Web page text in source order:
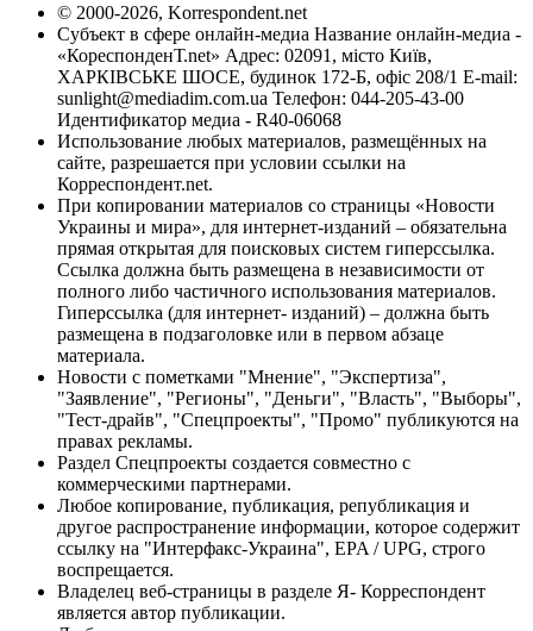
© 2000-2026, Korrespondent.net
Субъект в сфере онлайн-медиа Название онлайн-медиа -
«КореспонденТ.net» Адрес: 02091, місто Київ,
ХАРКІВСЬКЕ ШОСЕ, будинок 172-Б, офіс 208/1 E-mail:
sunlight@mediadim.com.ua Телефон: 044-205-43-00
Идентификатор медиа - R40-06068
Использование любых материалов, размещённых на
сайте, разрешается при условии ссылки на
Корреспондент.net.
При копировании материалов со страницы «Новости
Украины и мира», для интернет-изданий – обязательна
прямая открытая для поисковых систем гиперссылка.
Ссылка должна быть размещена в независимости от
полного либо частичного использования материалов.
Гиперссылка (для интернет- изданий) – должна быть
размещена в подзаголовке или в первом абзаце
материала.
Новости с пометками "Мнение", "Экспертиза",
"Заявление", "Регионы", "Деньги", "Власть", "Выборы",
"Тест-драйв", "Спецпроекты", "Промо" публикуются на
правах рекламы.
Раздел Спецпроекты создается совместно с
коммерческими партнерами.
Любое копирование, публикация, републикация и
другое распространение информации, которое содержит
ссылку на "Интерфакс-Украина", EPA / UPG, строго
воспрещается.
Владелец веб-страницы в разделе Я- Корреспондент
является автор публикации.